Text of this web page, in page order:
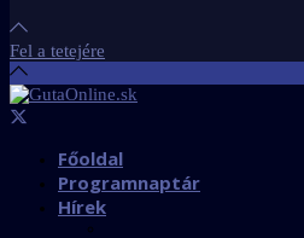
Fel a tetejére
Főoldal
Programnaptár
Hírek